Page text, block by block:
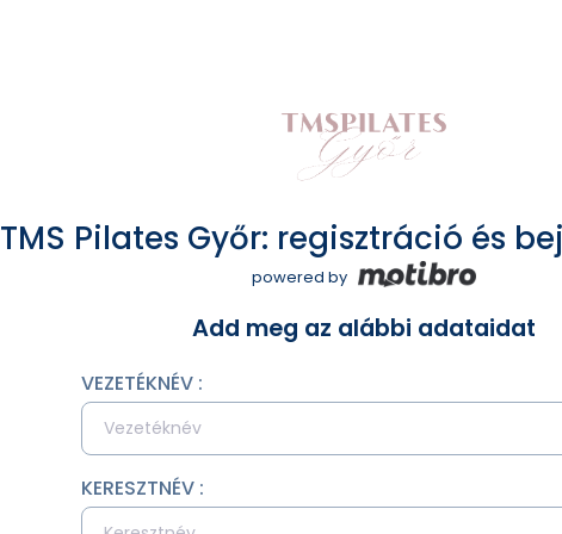
TMS Pilates Győr: regisztráció és
powered by
Add meg az alábbi adataidat
VEZETÉKNÉV :
KERESZTNÉV :